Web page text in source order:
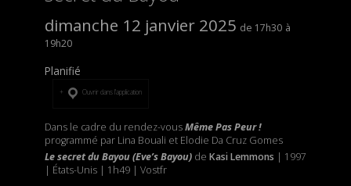
dimanche 12 janvier 2025
17h30
19h20
Planifié
Ouvrir dans l’application
Dans le cadre du rendez-vousMême Pas Peur !
programmé par Lina Bouali et Elodie Da Cruz Gomes
Le secret du Bayou (Eve’s Bayou) de Kasi Lemmons | 1997
| États-Unis | 1h49 | Vostfr